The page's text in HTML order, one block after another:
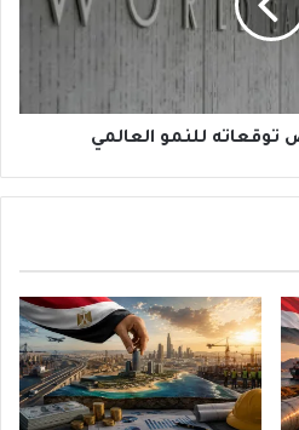
توقعاته للنمو العالمي